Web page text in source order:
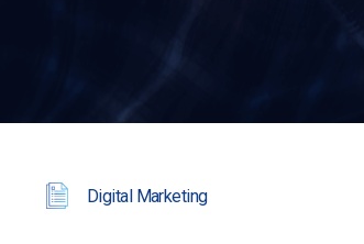
Digital Marketing